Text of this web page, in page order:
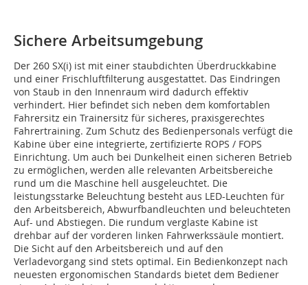
Sichere Arbeitsumgebung
Der 260 SX(i) ist mit einer staubdichten Überdruckkabine
und einer Frischluftfilterung ausgestattet. Das Eindringen
von Staub in den Innenraum wird dadurch effektiv
verhindert. Hier befindet sich neben dem komfortablen
Fahrersitz ein Trainersitz für sicheres, praxisgerechtes
Fahrertraining. Zum Schutz des Bedienpersonals verfügt die
Kabine über eine integrierte, zertifizierte ROPS / FOPS
Einrichtung. Um auch bei Dunkelheit einen sicheren Betrieb
zu ermöglichen, werden alle relevanten Arbeitsbereiche
rund um die Maschine hell ausgeleuchtet. Die
leistungsstarke Beleuchtung besteht aus LED-Leuchten für
den Arbeitsbereich, Abwurfbandleuchten und beleuchteten
Auf- und Abstiegen. Die rundum verglaste Kabine ist
drehbar auf der vorderen linken Fahrwerkssäule montiert.
Die Sicht auf den Arbeitsbereich und auf den
Verladevorgang sind stets optimal. Ein Bedienkonzept nach
neuesten ergonomischen Standards bietet dem Bediener